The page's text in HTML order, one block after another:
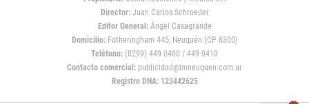
Director: Juan Carlos Schroeder
Editor General:Ángel Casagrande
Domicilio:Fotheringham 445, Neuquén (CP 8300)
Teléfono: (0299) 449 0400 / 449 0410
Contacto comercial: publicidad@lmneuquen.com.ar
Registro DNA: 123442625